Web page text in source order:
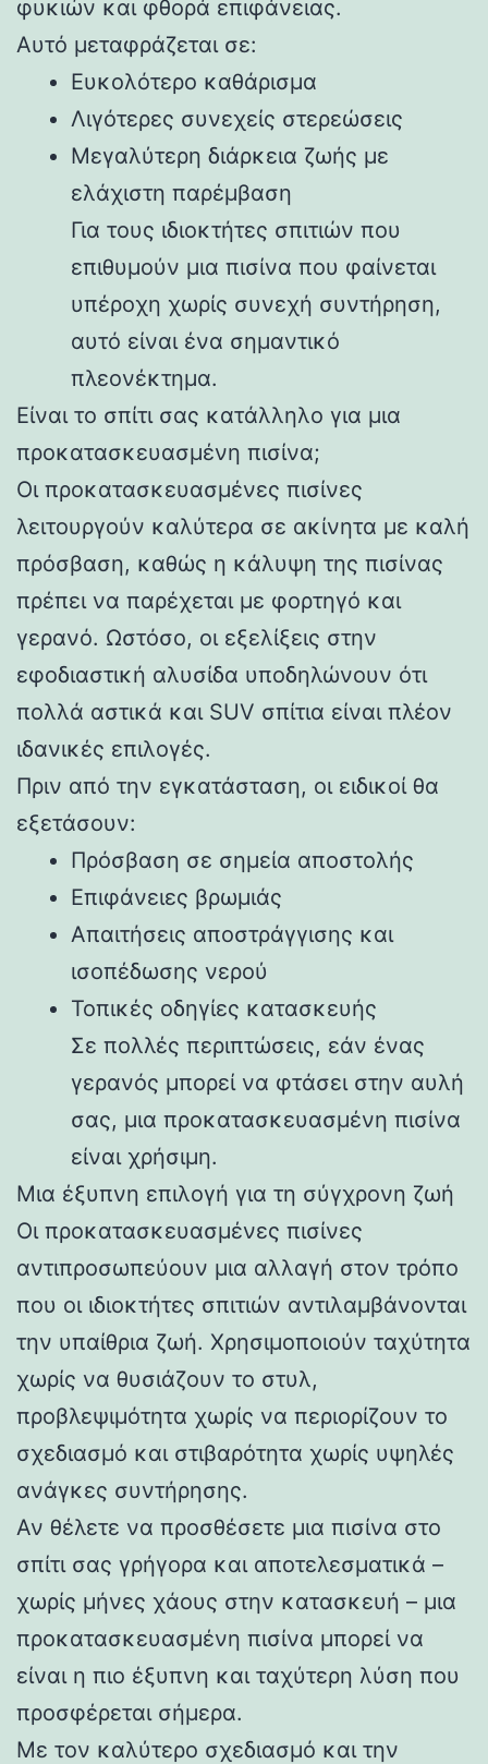
φυκιών και φθορά επιφάνειας.
Αυτό μεταφράζεται σε:
Ευκολότερο καθάρισμα
Λιγότερες συνεχείς στερεώσεις
Μεγαλύτερη διάρκεια ζωής με
ελάχιστη παρέμβαση
Για τους ιδιοκτήτες σπιτιών που
επιθυμούν μια πισίνα που φαίνεται
υπέροχη χωρίς συνεχή συντήρηση,
αυτό είναι ένα σημαντικό
πλεονέκτημα.
Είναι το σπίτι σας κατάλληλο για μια
προκατασκευασμένη πισίνα;
Οι προκατασκευασμένες πισίνες
λειτουργούν καλύτερα σε ακίνητα με καλή
πρόσβαση, καθώς η κάλυψη της πισίνας
πρέπει να παρέχεται με φορτηγό και
γερανό. Ωστόσο, οι εξελίξεις στην
εφοδιαστική αλυσίδα υποδηλώνουν ότι
πολλά αστικά και SUV σπίτια είναι πλέον
ιδανικές επιλογές.
Πριν από την εγκατάσταση, οι ειδικοί θα
εξετάσουν:
Πρόσβαση σε σημεία αποστολής
Επιφάνειες βρωμιάς
Απαιτήσεις αποστράγγισης και
ισοπέδωσης νερού
Τοπικές οδηγίες κατασκευής
Σε πολλές περιπτώσεις, εάν ένας
γερανός μπορεί να φτάσει στην αυλή
σας, μια προκατασκευασμένη πισίνα
είναι χρήσιμη.
Μια έξυπνη επιλογή για τη σύγχρονη ζωή
Οι προκατασκευασμένες πισίνες
αντιπροσωπεύουν μια αλλαγή στον τρόπο
που οι ιδιοκτήτες σπιτιών αντιλαμβάνονται
την υπαίθρια ζωή. Χρησιμοποιούν ταχύτητα
χωρίς να θυσιάζουν το στυλ,
προβλεψιμότητα χωρίς να περιορίζουν το
σχεδιασμό και στιβαρότητα χωρίς υψηλές
ανάγκες συντήρησης.
Αν θέλετε να προσθέσετε μια πισίνα στο
σπίτι σας γρήγορα και αποτελεσματικά –
χωρίς μήνες χάους στην κατασκευή – μια
προκατασκευασμένη πισίνα μπορεί να
είναι η πιο έξυπνη και ταχύτερη λύση που
προσφέρεται σήμερα.
Με τον καλύτερο σχεδιασμό και την